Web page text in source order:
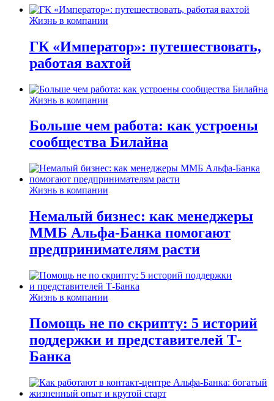
Жизнь в компании
ГК «Император»: путешествовать,
работая вахтой
Жизнь в компании
Больше чем работа: как устроены
сообщества Билайна
Жизнь в компании
Немалый бизнес: как менеджеры
ММБ Альфа-Банка помогают
предпринимателям расти
Жизнь в компании
Помощь не по скрипту: 5 историй
поддержки и представителей Т-
Банка